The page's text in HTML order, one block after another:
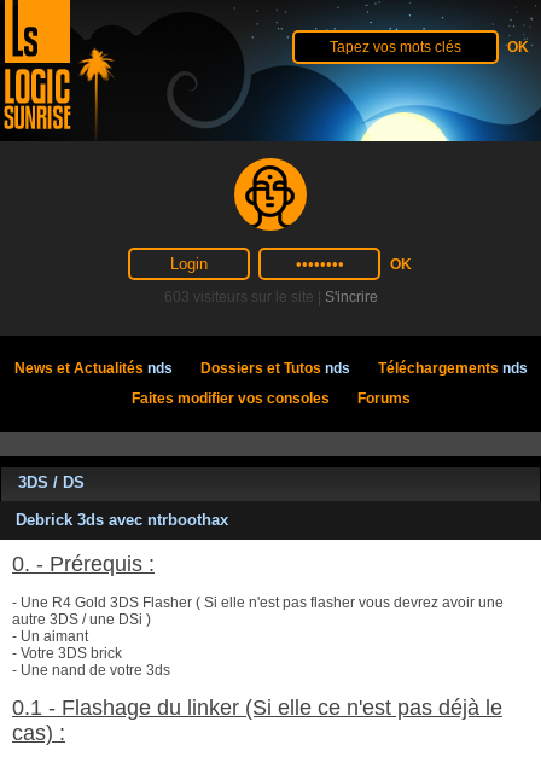
603 visiteurs sur le site | S'incrire
News et Actualités nds Dossiers et Tutos nds Téléchargements nds
Faites modifier vos consoles
Forums
3DS / DS
Debrick 3ds avec ntrboothax
0. - Prérequis :
- Une R4 Gold 3DS Flasher ( Si elle n'est pas flasher vous devrez avoir une
autre 3DS / une DSi )
- Un aimant
- Votre 3DS brick
- Une nand de votre 3ds
0.1 - Flashage du linker (Si elle ce n'est pas déjà le
cas) :